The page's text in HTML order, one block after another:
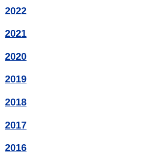
2022
2021
2020
2019
2018
2017
2016